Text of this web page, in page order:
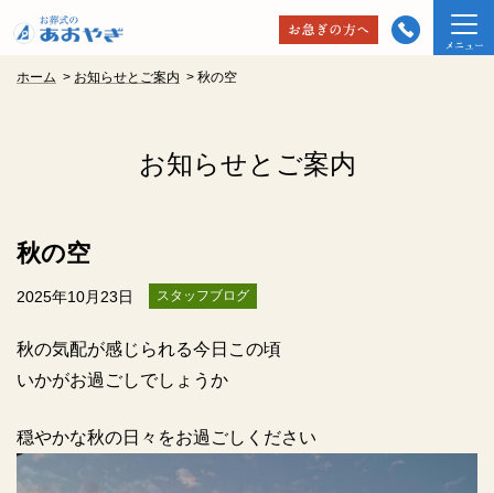
ホーム > お知らせとご案内 > 秋の空
お知らせとご案内
秋の空
2025年10月23日 スタッフブログ
秋の気配が感じられる今日この頃
いかがお過ごしでしょうか
穏やかな秋の日々をお過ごしください